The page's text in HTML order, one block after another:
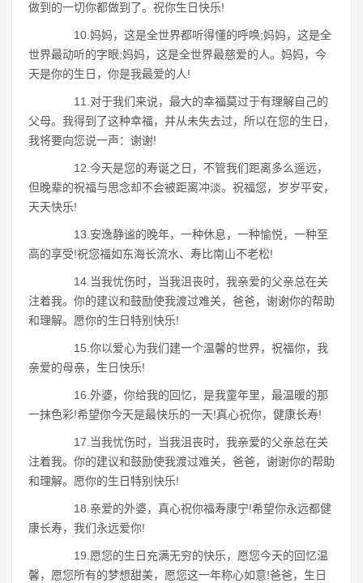
做到的一切你都做到了。祝你生日快乐!
10.妈妈，这是全世界都听得懂的呼唤;妈妈，这是全
世界最动听的字眼;妈妈，这是全世界最慈爱的人。妈妈，今
天是你的生日，你是我最爱的人!
11.对于我们来说，最大的幸福莫过于有理解自己的
父母。我得到了这种幸福，并从未失去过，所以在您的生日，
我将要向您说一声：谢谢!
12.今天是您的寿诞之日，不管我们距离多么遥远，
但晚辈的祝福与思念却不会被距离冲淡。祝福您，岁岁平安，
天天快乐!
13.安逸静谧的晚年，一种休息，一种愉悦，一种至
高的享受!祝您福如东海长流水、寿比南山不老松!
14.当我忧伤时，当我沮丧时，我亲爱的父亲总在关
注着我。你的建议和鼓励使我渡过难关，爸爸，谢谢你的帮助
和理解。愿你的生日特别快乐!
15.你以爱心为我们建一个温馨的世界，祝福你，我
亲爱的母亲，生日快乐!
16.外婆，你给我的回忆，是我童年里，最温暖的那
一抹色彩!希望你今天是最快乐的一天!真心祝你，健康长寿!
17.当我忧伤时，当我沮丧时，我亲爱的父亲总在关
注着我。你的建议和鼓励使我渡过难关，爸爸，谢谢你的帮助
和理解。愿你的生日特别快乐!
18.亲爱的外婆，真心祝你福寿康宁!希望你永远都健
康长寿，我们永远爱你!
19.愿您的生日充满无穷的快乐，愿您今天的回忆温
馨，愿您所有的梦想甜美，愿您这一年称心如意!爸爸，生日